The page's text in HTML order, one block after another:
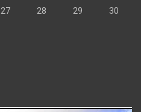
27 28 29 30